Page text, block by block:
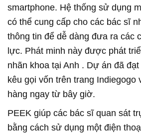
smartphone. Hệ thống sử dụng
có thể cung cấp cho các bác sĩ
thông tin để dễ dàng đưa ra các
lực. Phát minh này được phát
nhãn khoa tại Anh . Dự án đã
kêu gọi vốn trên trang Indiegogo
hàng ngay từ bây giờ.
PEEK giúp các bác sĩ quan sát
bằng cách sử dụng một điện